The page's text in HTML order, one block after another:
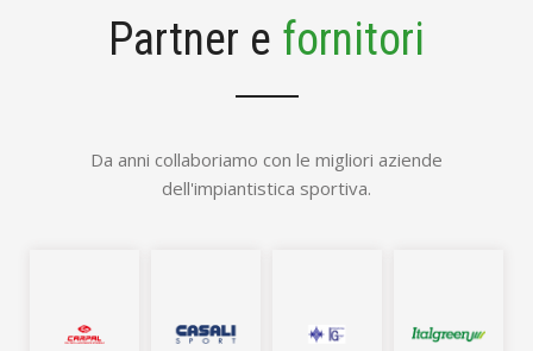
Partner e fornitori
Da anni collaboriamo con le migliori aziende
dell'impiantistica sportiva.